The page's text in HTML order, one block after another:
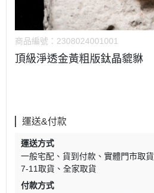
商品編號： 2308024001001
頂級淨透金黃粗版鈦晶貔貅
運送&付款
運送方式
一般宅配
貨到付款 實體門市取貨
7-11取貨
全家取貨
付款方式